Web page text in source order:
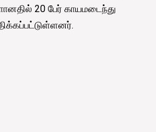
20 பேர் காயமடைந்து